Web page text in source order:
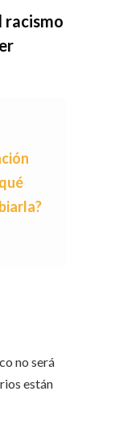
racismo
no será
están